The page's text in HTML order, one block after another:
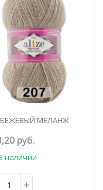
БЕЖЕВЫЙ МЕЛАНЖ
руб.
наличии